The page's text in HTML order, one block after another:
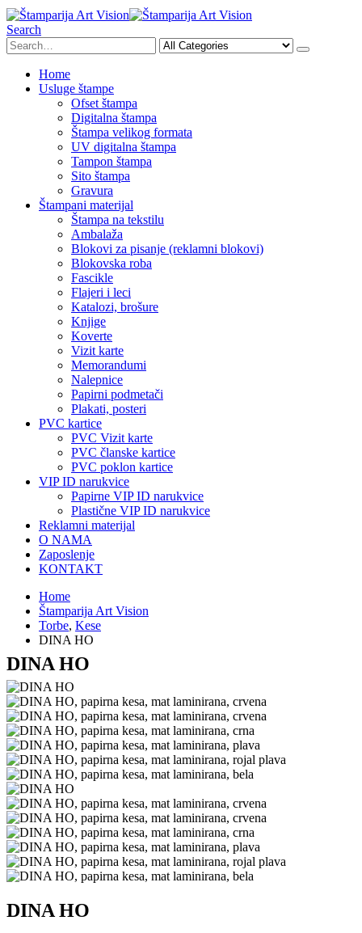
Search
Home
Usluge štampe
Ofset štampa
Digitalna štampa
Štampa velikog formata
UV digitalna štampa
Tampon štampa
Sito štampa
Gravura
Štampani materijal
Štampa na tekstilu
Ambalaža
Blokovi za pisanje (reklamni blokovi)
Blokovska roba
Fascikle
Flajeri i leci
Katalozi, brošure
Knjige
Koverte
Vizit karte
Memorandumi
Nalepnice
Papirni podmetači
Plakati, posteri
PVC kartice
PVC Vizit karte
PVC članske kartice
PVC poklon kartice
VIP ID narukvice
Papirne VIP ID narukvice
Plastične VIP ID narukvice
Reklamni materijal
O NAMA
Zaposlenje
KONTAKT
Home
Štamparija Art Vision
Torbe, Kese
DINA HO
DINA HO
DINA HO